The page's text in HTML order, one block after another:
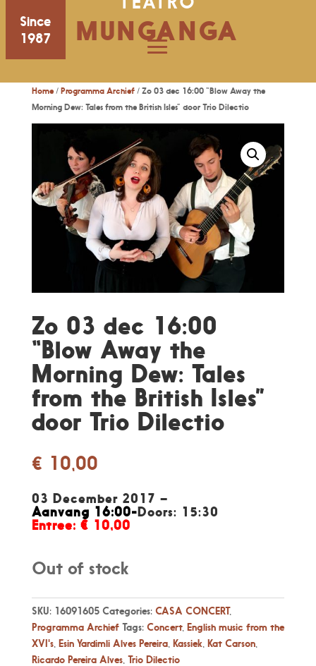
Since
1987
MUNGANGA
Home/ Programma Archief/ Zo 03 dec 16:00 “Blow Away the
Morning Dew: Tales from the British Isles” door Trio Dilectio
Zo 03 dec 16:00
“Blow Away the
Morning Dew: Tales
from the British Isles”
door Trio Dilectio
€ 10,00
03 December 2017 –
Aanvang 16:00-Doors: 15:30
Entree: € 10,00
Out of stock
SKU: 16091605 Categories: CASA CONCERT,
Programma Archief Tags: Concert, English music from the
XVI's, Esin Yardimli Alves Pereira, Kassiek, Kat Carson,
Ricardo Pereira Alves, Trio Dilectio